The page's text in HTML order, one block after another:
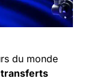
du monde
transferts